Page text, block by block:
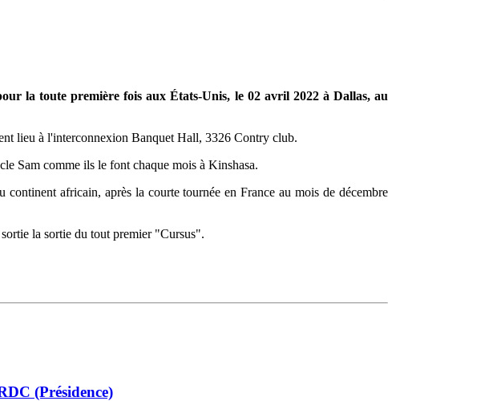
la toute première fois aux États-Unis, le 02 avril 2022 à Dallas, au
lieu à l'interconnexion Banquet Hall, 3326 Contry club.
Sam comme ils le font chaque mois à Kinshasa.
africain, après la courte tournée en France au mois de décembre
la sortie du tout premier "Cursus".
(Présidence)